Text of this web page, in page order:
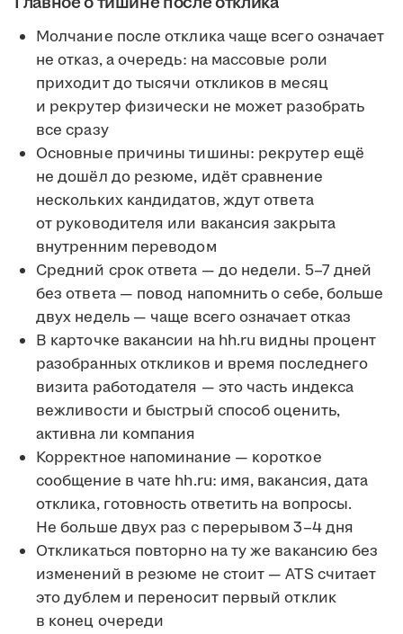
Молчание после отклика чаще всего означает
не отказ, а очередь: на массовые роли
приходит до тысячи откликов в месяц
и рекрутер физически не может разобрать
все сразу
Основные причины тишины: рекрутер ещё
не дошёл до резюме, идёт сравнение
нескольких кандидатов, ждут ответа
от руководителя или вакансия закрыта
внутренним переводом
Средний срок ответа — до недели. 5–7 дней
без ответа — повод напомнить о себе, больше
двух недель — чаще всего означает отказ
В карточке вакансии на hh.ru видны процент
разобранных откликов и время последнего
визита работодателя — это часть индекса
вежливости и быстрый способ оценить,
активна ли компания
Корректное напоминание — короткое
сообщение в чате hh.ru: имя, вакансия, дата
отклика, готовность ответить на вопросы.
Не больше двух раз с перерывом 3–4 дня
Откликаться повторно на ту же вакансию без
изменений в резюме не стоит — ATS считает
это дублем и переносит первый отклик
в конец очереди